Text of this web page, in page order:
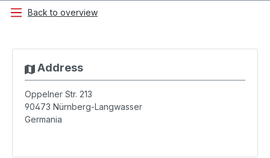
Back to overview
Address
Oppelner Str. 213
90473 Nürnberg-Langwasser
Germania